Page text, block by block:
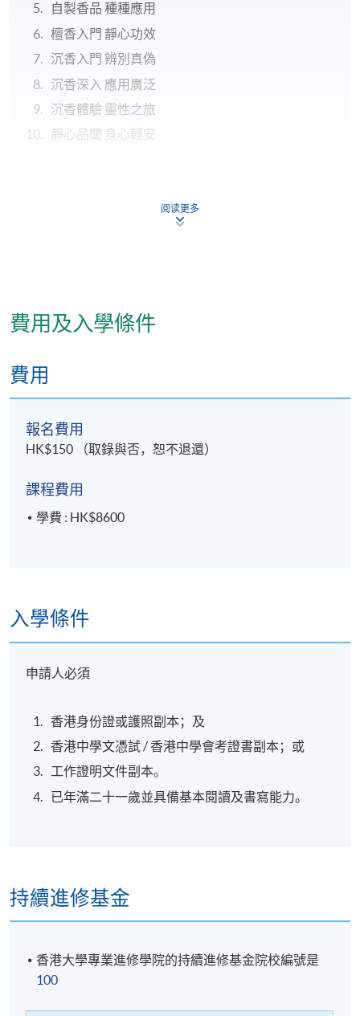
自製香品 種種應用
檀香入門 靜心功效
沉香入門 辨別真偽
沉香深入 應用廣泛
沉香體驗 靈性之旅
靜心品聞 身心輕安
評核包括作業及筆試
報名代碼
現時接受報名
逢周六，10:00am - 1:00pm
考試日期為2026年7月18日(星期六)
地點
阅读更多
費用及入學條件
費用
報名費用
HK$150 （取錄與否，恕不退還）
課程費用
學費 : HK$8600
入學條件
申請人必須
香港身份證或護照副本；及
香港中學文憑試 / 香港中學會考證書副本；或
工作證明文件副本。
已年滿二十一歲並具備基本閱讀及書寫能力。
持續進修基金
香港大學專業進修學院的持續進修基金院校編號是
100